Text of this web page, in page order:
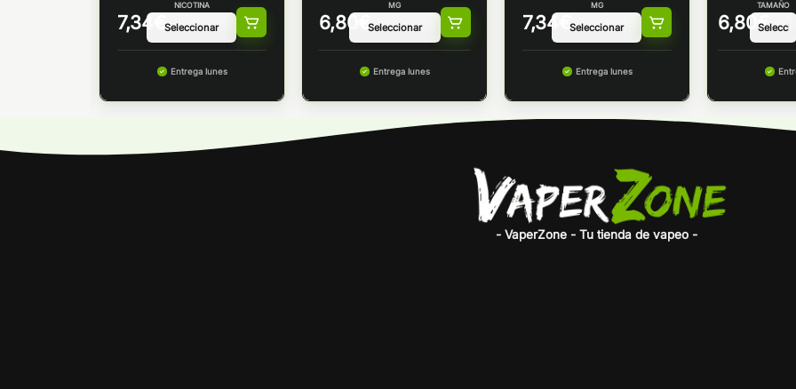
7,34 €
NICOTINA
Entrega lunes
6,80 €
MG
Entrega lunes
7,34 €
MG
Entrega lunes
6,80 €
TAMAÑO
- VaperZone - Tu tienda de vapeo -